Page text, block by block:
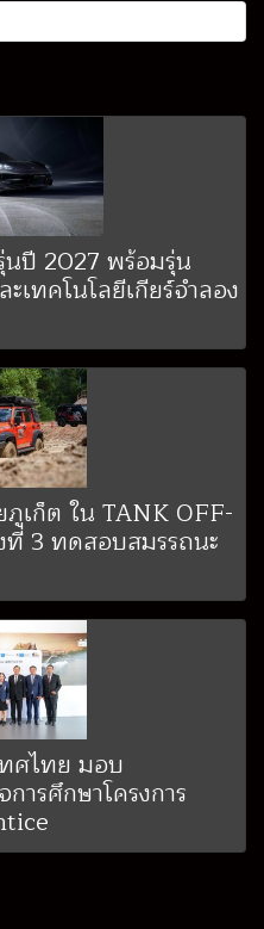
นปี 2027 พร้อมรุ่น
ทคโนโลยีเกียร์จำลอง
เก็ต ใน TANK OFF-
3 ทดสอบสมรรถนะ
ศไทย มอบ
ารศึกษาโครงการ